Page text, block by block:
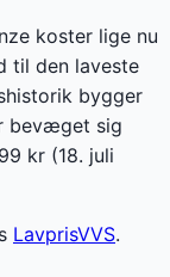
koster lige nu
til den laveste
bygger
bevæget sig
kr (18. juli
LavprisVVS.